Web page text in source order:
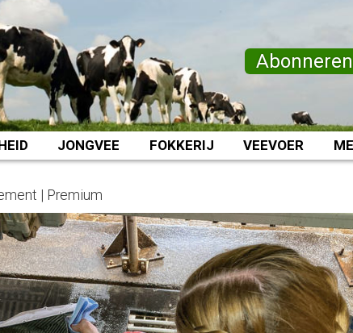
Abonneren
JONGVEE FOKKERIJ VEEVOER
| Premium